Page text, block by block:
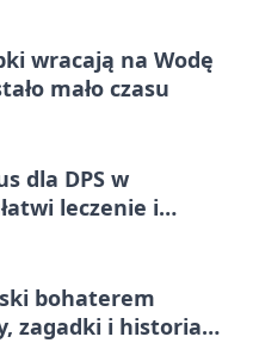
wracają na Wodę
mało czasu
dla DPS w
leczenie i
bohaterem
zagadki i historia